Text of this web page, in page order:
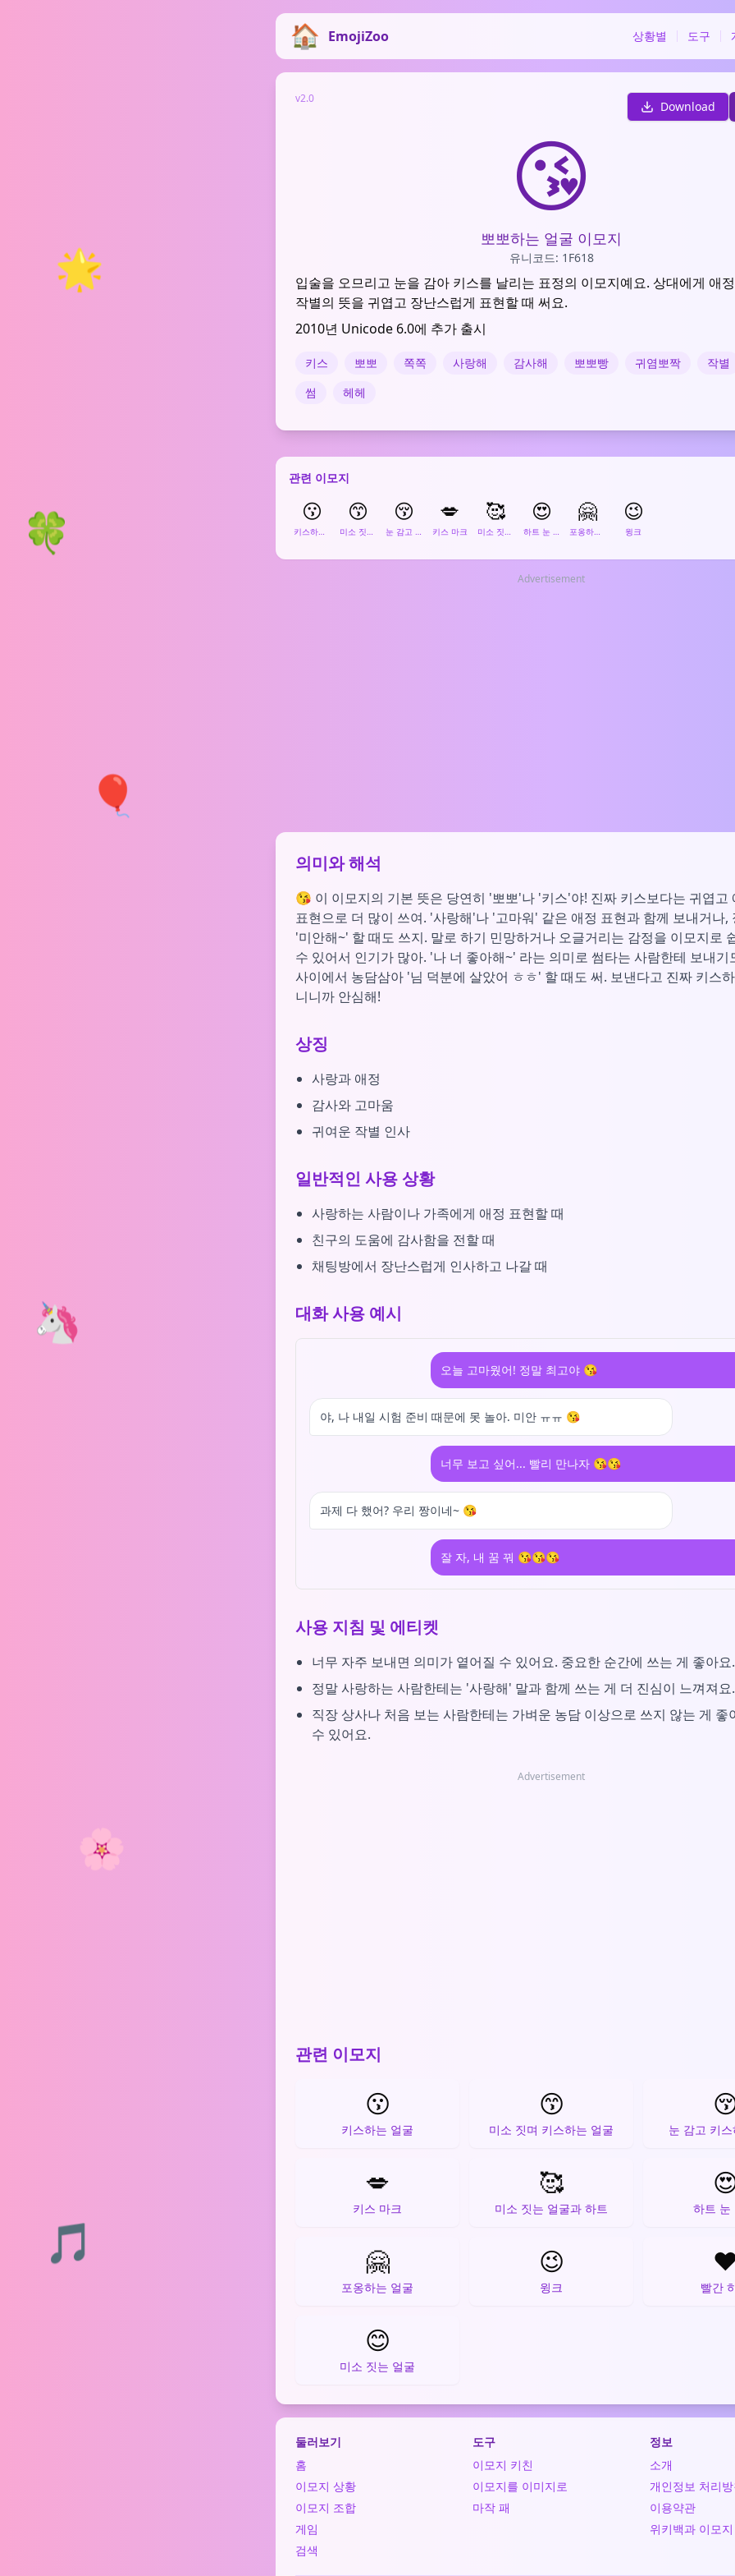
EmojiZoo 상황별 도구
🌟
🎈
🦄
🌸
🍀
🎵
v2.0
Download
😘
뽀뽀하는 얼굴 이모지
유니코드: 1F618
입술을 오므리고 눈을 감아 키스를 날리는 표정의 이모지예요. 상대에게 애
작별의 뜻을 귀엽고 장난스럽게 표현할 때 써요.
2010년 Unicode 6.0에 추가 출시
키스 뽀뽀 쪽쪽 사랑해 감사해 뽀뽀빵 귀염뽀짝
작별
썸
헤헤
관련 이모지
😗
키스하는 얼굴
😙
미소 짓며 키스하는 얼굴
😚
눈 감고 키스하는 얼굴
💋
키스 마크
🥰
미소 짓는 얼굴과 하트
😍
하트 눈 얼굴
🤗
포옹하는 얼굴
😉
윙크
Advertisement
의미와 해석
😘 이 이모지의 기본 뜻은 당연히 '뽀뽀'나 '키스'야! 진짜 키스보다는 귀엽고
표현으로 더 많이 쓰여. '사랑해'나 '고마워' 같은 애정 표현과 함께 보내거나,
'미안해~' 할 때도 쓰지. 말로 하기 민망하거나 오글거리는 감정을 이모지로
수 있어서 인기가 많아. '나 너 좋아해~' 라는 의미로 썸타는 사람한테 보내기
사이에서 농담삼아 '님 덕분에 살았어 ㅎㅎ' 할 때도 써. 보낸다고 진짜 키스
니니까 안심해!
상징
사랑과 애정
감사와 고마움
귀여운 작별 인사
일반적인 사용 상황
사랑하는 사람이나 가족에게 애정 표현할 때
친구의 도움에 감사함을 전할 때
채팅방에서 장난스럽게 인사하고 나갈 때
대화 사용 예시
오늘 고마웠어! 정말 최고야 😘
야, 나 내일 시험 준비 때문에 못 놀아. 미안 ㅠㅠ 😘
너무 보고 싶어... 빨리 만나자 😘😘
과제 다 했어? 우리 짱이네~ 😘
잘 자, 내 꿈 꿔 😘😘😘
사용 지침 및 에티켓
너무 자주 보내면 의미가 옅어질 수 있어요. 중요한 순간에 쓰는 게 좋아요.
정말 사랑하는 사람한테는 '사랑해' 말과 함께 쓰는 게 더 진심이 느껴져요.
직장 상사나 처음 보는 사람한테는 가벼운 농담 이상으로 쓰지 않는 게 좋
수 있어요.
Advertisement
관련 이모지
😗
키스하는 얼굴
😙
미소 짓며 키스하는 얼굴 눈 감고 키
💋
키스 마크
🥰
미소 짓는 얼굴과 하트 하트 눈
🤗
포옹하는 얼굴
😉
윙크 빨간
😊
미소 짓는 얼굴
둘러보기
홈
이모지 상황
이모지 조합
게임
검색
도구
이모지 키친
이모지를 이미지로
마작 패
정보
소개
개인정보 처리
이용약관
위키백과 이모지